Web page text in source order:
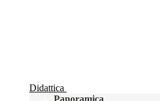
Didattica